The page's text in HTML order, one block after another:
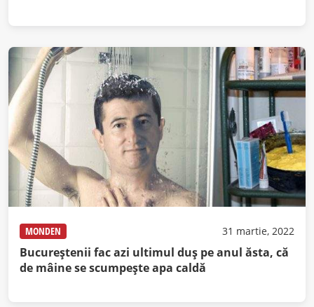
MONDEN 31 martie, 2022
Bucureștenii fac azi ultimul duș pe anul ăsta, că
de mâine se scumpește apa caldă